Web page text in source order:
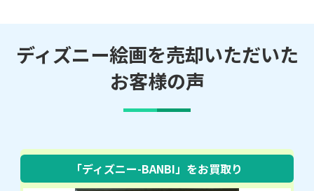
ディズニー絵画を売却いただいた
お客様の声
「ディズニー-BANBI」をお買取り